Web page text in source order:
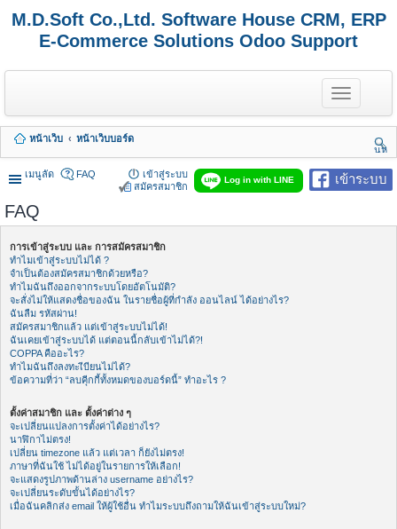
M.D.Soft Co.,Ltd. Software House CRM, ERP
E-Commerce Solutions Odoo Support
T
o
g
e
n
a
g
หน้าเว็บ
หน้าเว็บบอร์ด
นห
า
เมนูลัด
เข้าระบบ
Log in with LINE
FAQ
เข้าสู่ระบบ
สมัครสมาชิก
FAQ
การเข้าสู่ระบบ และ การสมัครสมาชิก
ทำไมเข้าสู่ระบบไม่ได้ ?
จำเป็นต้องสมัครสมาชิกด้วยหรือ?
ทำไมฉันถึงออกจากระบบโดยอัตโนมัติ?
จะสั่งไม่ให้แสดงชื่อของฉัน ในรายชื่อผู้ที่กำลัง ออนไลน์ ได้อย่างไร?
ฉันลืม รหัสผ่าน!
สมัครสมาชิกแล้ว แต่เข้าสู่ระบบไม่ได้!
ฉันเคยเข้าสู่ระบบได้ แต่ตอนนี้กลับเข้าไม่ได้?!
COPPA คืออะไร?
ทำไมฉันถึงลงทะเีบียนไม่ได้?
ข้อความที่ว่า “ลบคุีกกี้ทั้งหมดของบอร์ดนี้” ทำอะไร ?
ตั้งค่าสมาชิก และ ตั้งค่าต่าง ๆ
จะเปลี่ยนแปลงการตั้งค่าได้อย่างไร?
นาฬิกาไม่ตรง!
เปลี่ยน timezone แล้ว แต่เวลา ก็ยังไม่ตรง!
ภาษาที่ฉันใช้ ไม่ได้อยู่ในรายการให้เลือก!
จะแสดงรูปภาพด้านล่าง username อย่างไร?
จะเปลี่ยนระดับขั้นได้อย่างไร?
เมื่อฉันคลิกส่ง email ให้ผู้ใช้อื่น ทำไมระบบถึงถามให้ฉันเข้าสู่ระบบใหม่?